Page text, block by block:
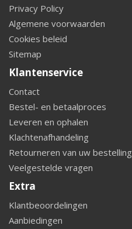
Privacy Policy
Algemene voorwaarden
Cookies beleid
Sitemap
Klantenservice
Contact
Bestel- en betaalproces
Leveren en ophalen
Klachtenafhandeling
Retourneren van uw bestelling
Veelgestelde vragen
Extra
Klantbeoordelingen
Aanbiedingen